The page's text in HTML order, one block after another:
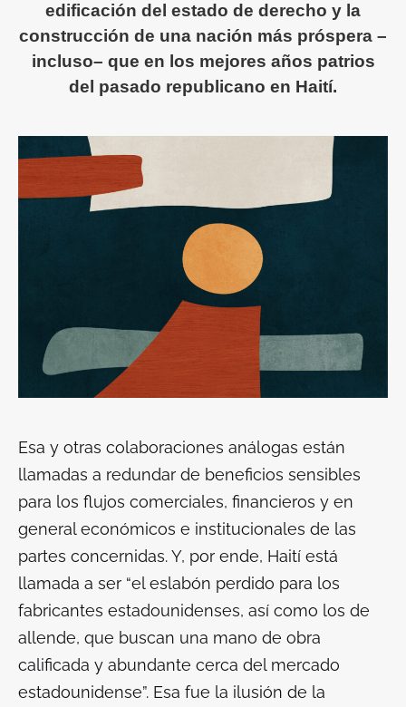
edificación del estado de derecho y la
construcción de una nación más próspera –
incluso– que en los mejores años patrios
del pasado republicano en Haití.
Esa y otras colaboraciones análogas están
llamadas a redundar de beneficios sensibles
para los flujos comerciales, financieros y en
general económicos e institucionales de las
partes concernidas. Y, por ende, Haití está
llamada a ser “el eslabón perdido para los
fabricantes estadounidenses, así como los de
allende, que buscan una mano de obra
calificada y abundante cerca del mercado
estadounidense”. Esa fue la ilusión de la